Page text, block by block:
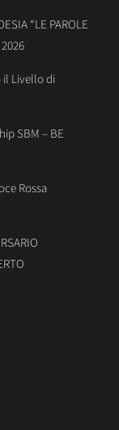
“LE PAROLE
il Livello di
SBM – BE
Rossa